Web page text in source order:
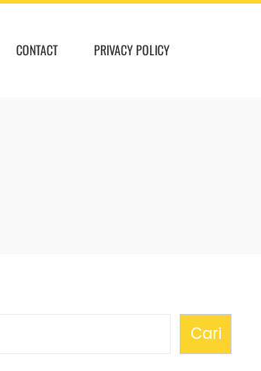
CONTACT PRIVACY POLICY
Cari